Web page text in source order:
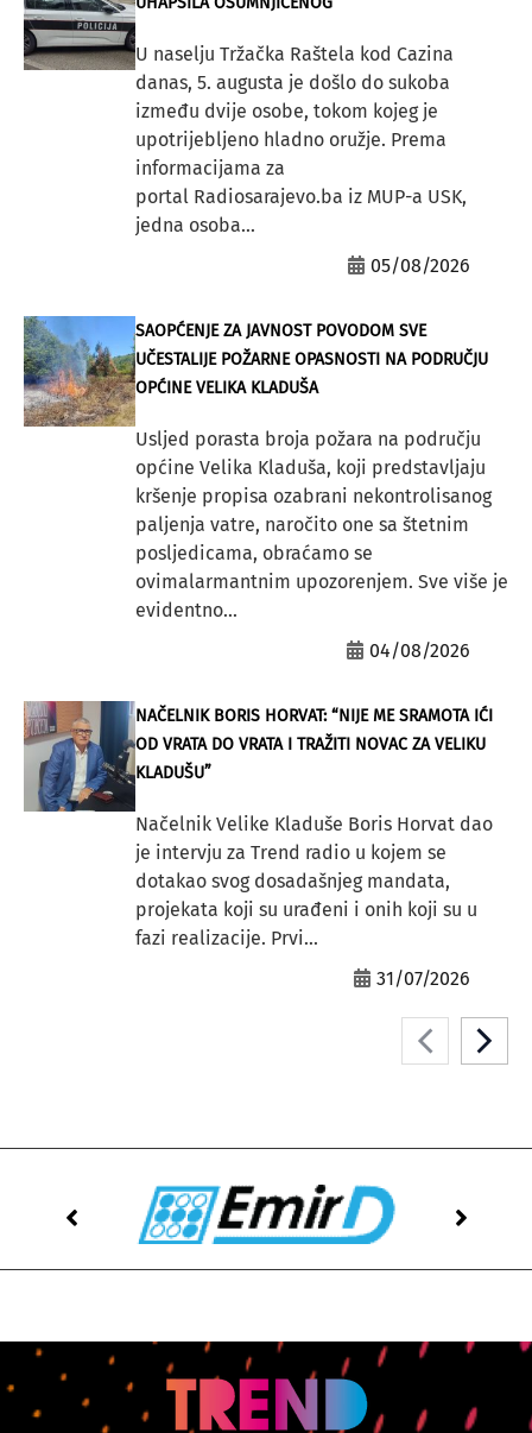
U naselju Tržačka Raštela kod Cazina
danas, 5. augusta je došlo do sukoba
između dvije osobe, tokom kojeg je
upotrijebljeno hladno oružje. Prema
informacijama za
portal Radiosarajevo.ba iz MUP-a USK,
jedna osoba...
05/08/2026
SAOPĆENJE ZA JAVNOST POVODOM SVE
UČESTALIJE POŽARNE OPASNOSTI NA PODRUČJU
OPĆINE VELIKA KLADUŠA
Usljed porasta broja požara na području
općine Velika Kladuša, koji predstavljaju
kršenje propisa ozabrani nekontrolisanog
paljenja vatre, naročito one sa štetnim
posljedicama, obraćamo se
ovimalarmantnim upozorenjem. Sve više je
evidentno...
04/08/2026
NAČELNIK BORIS HORVAT: “NIJE ME SRAMOTA IĆI
OD VRATA DO VRATA I TRAŽITI NOVAC ZA VELIKU
KLADUŠU”
Načelnik Velike Kladuše Boris Horvat dao
je intervju za Trend radio u kojem se
dotakao svog dosadašnjeg mandata,
projekata koji su urađeni i onih koji su u
fazi realizacije. Prvi...
31/07/2026